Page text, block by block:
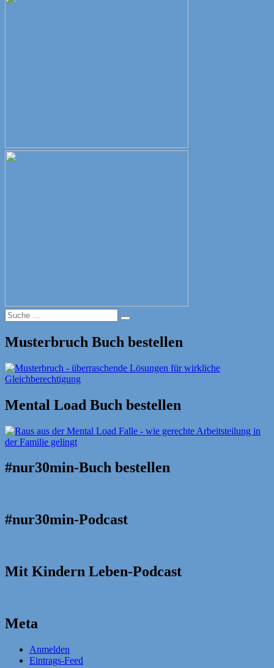
Suche
nach:
Suche
Musterbruch Buch bestellen
Mental Load Buch bestellen
#nur30min-Buch bestellen
#nur30min-Podcast
Mit Kindern Leben-Podcast
Meta
Anmelden
Eintrags-Feed